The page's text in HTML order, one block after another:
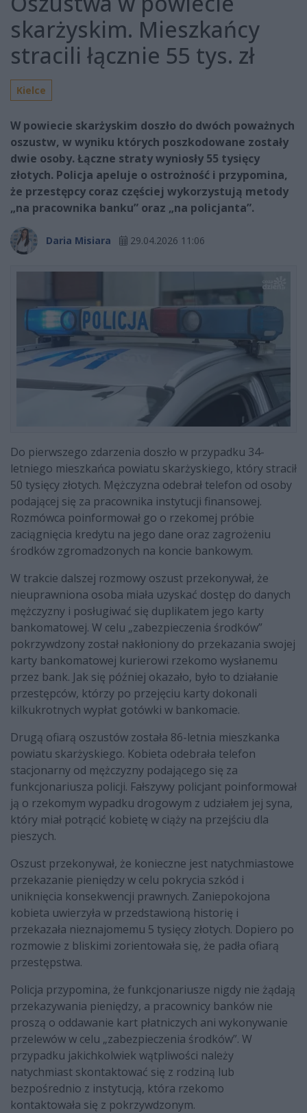
skarżyskim. Mieszkańcy
stracili łącznie 55 tys. zł
Kielce
W powiecie skarżyskim doszło do dwóch poważnych
oszustw, w wyniku których poszkodowane zostały
dwie osoby. Łączne straty wyniosły 55 tysięcy
złotych. Policja apeluje o ostrożność i przypomina,
że przestępcy coraz częściej wykorzystują metody
„na pracownika banku” oraz „na policjanta”.
Daria Misiara 29.04.2026 11:06
Do pierwszego zdarzenia doszło w przypadku 34-
letniego mieszkańca powiatu skarżyskiego, który stracił
50 tysięcy złotych. Mężczyzna odebrał telefon od osoby
podającej się za pracownika instytucji finansowej.
Rozmówca poinformował go o rzekomej próbie
zaciągnięcia kredytu na jego dane oraz zagrożeniu
środków zgromadzonych na koncie bankowym.
W trakcie dalszej rozmowy oszust przekonywał, że
nieuprawniona osoba miała uzyskać dostęp do danych
mężczyzny i posługiwać się duplikatem jego karty
bankomatowej. W celu „zabezpieczenia środków”
pokrzywdzony został nakłoniony do przekazania swojej
karty bankomatowej kurierowi rzekomo wysłanemu
przez bank. Jak się później okazało, było to działanie
przestępców, którzy po przejęciu karty dokonali
kilkukrotnych wypłat gotówki w bankomacie.
Drugą ofiarą oszustów została 86-letnia mieszkanka
powiatu skarżyskiego. Kobieta odebrała telefon
stacjonarny od mężczyzny podającego się za
funkcjonariusza policji. Fałszywy policjant poinformował
ją o rzekomym wypadku drogowym z udziałem jej syna,
który miał potrącić kobietę w ciąży na przejściu dla
pieszych.
Oszust przekonywał, że konieczne jest natychmiastowe
przekazanie pieniędzy w celu pokrycia szkód i
uniknięcia konsekwencji prawnych. Zaniepokojona
kobieta uwierzyła w przedstawioną historię i
przekazała nieznajomemu 5 tysięcy złotych. Dopiero po
rozmowie z bliskimi zorientowała się, że padła ofiarą
przestępstwa.
Policja przypomina, że funkcjonariusze nigdy nie żądają
przekazywania pieniędzy, a pracownicy banków nie
proszą o oddawanie kart płatniczych ani wykonywanie
przelewów w celu „zabezpieczenia środków”. W
przypadku jakichkolwiek wątpliwości należy
natychmiast skontaktować się z rodziną lub
bezpośrednio z instytucją, która rzekomo
kontaktowała się z pokrzywdzonym.